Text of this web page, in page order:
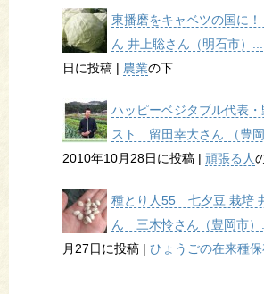
東播磨をキャベツの国に！
ん 井上聡さん（明石市）...
日に投稿 | 農業の下
ハッピーベジタブル代表・
スト 留田幸大さん （豊
2010年10月28日に投稿 | 頑張る人
種とり人55 七夕豆 栽培
ん 三木怜さん（豊岡市）
月27日に投稿 | ひょうごの在来種